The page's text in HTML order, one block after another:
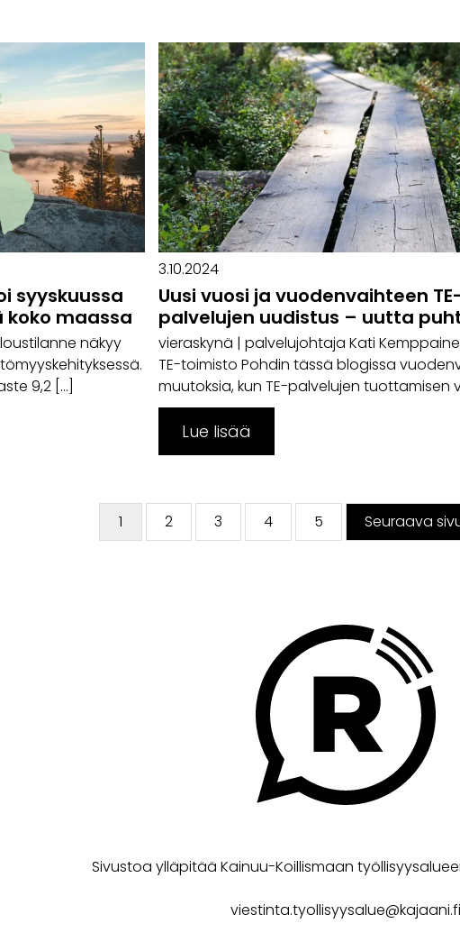
syyskuussa
koko maassa
näkyy
9,2 […]
3.10.2024
Uusi vuosi ja vuodenvaihteen TE-
palvelujen uudistus – uutta
tekemiseen
vieraskynä | palvelujohtaja Kati
TE-toimisto Pohdin tässä blogissa
muutoksia, kun TE-palvelujen tuottamisen
Lue lisää
1 2 3 4 5 Seuraava
Sivustoa ylläpitää Kainuu-Koillismaan
viestinta.tyollisyysalue@kajaani.fi